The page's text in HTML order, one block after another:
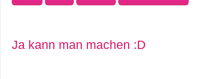
Ja kann man machen :D